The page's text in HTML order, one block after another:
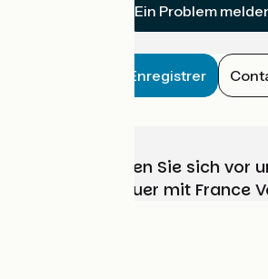
Ein Problem
Enregistrer
Wählen, bereiten Sie sich vor
Ihr Radabenteuer mit France